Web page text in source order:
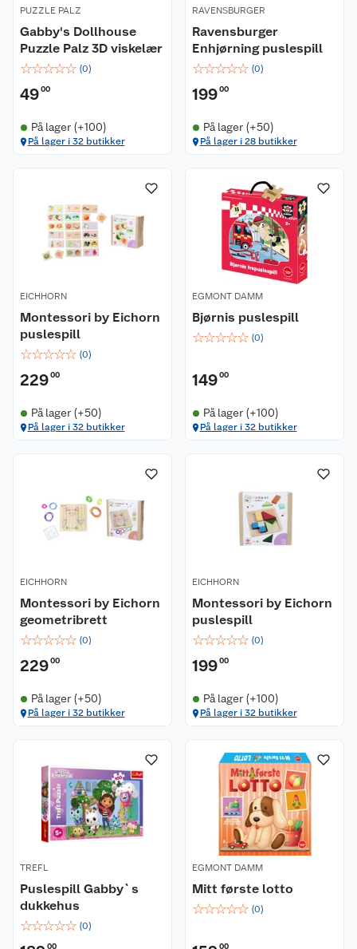
PUZZLE PALZ
Gabby's Dollhouse
Puzzle Palz 3D viskelær
☆☆☆☆☆ (0)
4900
På lager (+100)
På lager i 32 butikker
RAVENSBURGER
Ravensburger
Enhjørning puslespill
☆☆☆☆☆ (0)
19900
På lager (+50)
På lager i 28 butikker
EICHHORN
Montessori by Eichorn
puslespill
☆☆☆☆☆ (0)
22900
På lager (+50)
På lager i 32 butikker
EGMONT DAMM
Bjørnis puslespill
☆☆☆☆☆ (0)
14900
På lager (+100)
På lager i 32 butikker
EICHHORN
Montessori by Eichorn
geometribrett
☆☆☆☆☆ (0)
22900
På lager (+50)
På lager i 32 butikker
EICHHORN
Montessori by Eichorn
puslespill
☆☆☆☆☆ (0)
19900
På lager (+100)
På lager i 32 butikker
TREFL
Puslespill Gabby`s
dukkehus
☆☆☆☆☆ (0)
00
EGMONT DAMM
Mitt første lotto
☆☆☆☆☆ (0)
00